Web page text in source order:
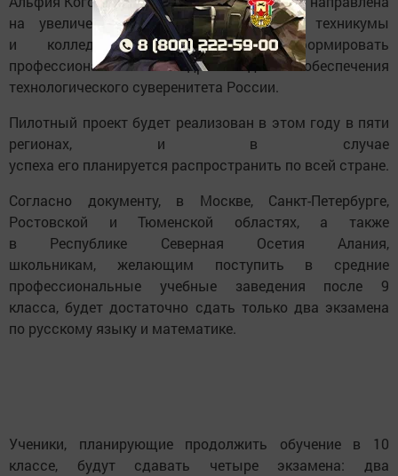
на увеличение числа поступающих в техникумы
и колледжи, что поможет сформировать
профессиональные кадры для обеспечения
технологического суверенитета России.
Пилотный проект будет реализован в этом году в пяти
регионах, и в случае
успеха его планируется распространить по всей стране.
Согласно документу, в Москве, Санкт-Петербурге,
Ростовской и Тюменской областях, а также
в Республике Северная Осетия Алания,
школьникам, желающим поступить в средние
профессиональные учебные заведения после 9
класса, будет достаточно сдать только два экзамена
по русскому языку и математике.
Ученики, планирующие продолжить обучение в 10
классе, будут сдавать четыре экзамена: два